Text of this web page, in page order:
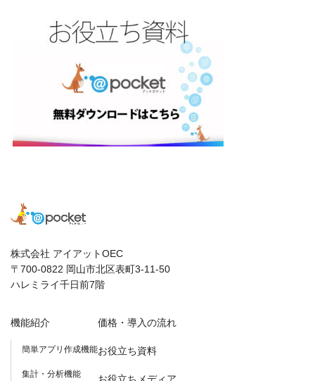
株式会社 アイアットOEC
〒700-0822 岡山市北区表町3-11-50
ハレミライ千日前7階
機能紹介
簡単アプリ作成機能
集計・分析機能
価格・導入の流れ
お役立ち資料